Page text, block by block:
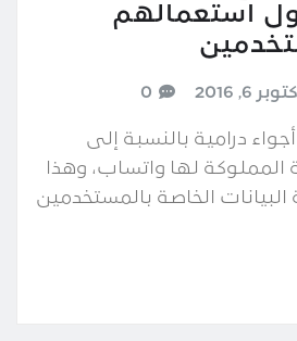
استعمالهم
6, 2016
0
درامية بالنسبة إلى
المملوكة لها واتساب، وهذا
الخاصة بالمستخدمين